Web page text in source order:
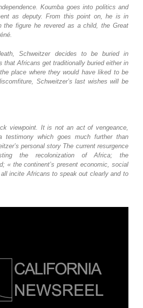
Koumba goes into politics and
as deputy. From this point on, he is in
the figure he revered as a child, the Great
Schweitzer decides to be buried in
that Africans get traditionally buried either in
place where they would have liked to be
Schweitzer’s last wishes will be
viewpoint. It is not an act of vengeance,
which goes much further than
personal story The current resurgence
the recolonization of Africa; the
« the continent’s present economic, social
incite Africans to speak out clearly and to